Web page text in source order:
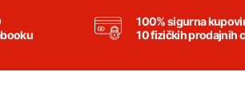
100% sigurna
10 fizičkih prodajnih